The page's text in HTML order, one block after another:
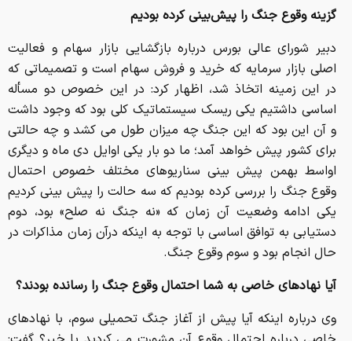
گزینه وقوع جنگ را پیش‌بینی کرده بودیم
دبیر شورای عالی بورس درباره بازگشایی بازار سهام و فعالیت
اصلی بازار سرمایه که خرید و فروش سهام است و تصمیماتی که
در این زمینه اتخاذ شد، اظهار کرد: در این خصوص دو مسأله
اساسی داشتیم یکی ریسک سیستماتیک کلی بود که وجود داشت
و آن این بود که این جنگ چه میزان طول می کشد و چه حالتی
برای کشور پیش خواهد آمد؛ ما دو بار یکی اوایل دی ماه و دیگری
اواسط بهمن پیش بینی سناریوهای مختلف خصوص احتمال
وقوع جنگ را بررسی کرده بودیم که سه حالت را پیش بینی کردیم
یکی ادامه وضعیت آن زمان که «نه جنگ نه صلح» بود، دوم
دستیابی به توافق اساسی با توجه به اینکه درآن زمان مذاکرات در
حال انجام بود و سوم وقوع جنگ.
آیا نهادهای خاصی به شما احتمال وقوع جنگ را رسانده بودند؟
وی درباره اینکه آیا پیش از آغاز جنگ تحمیلی سوم، با نهادهای